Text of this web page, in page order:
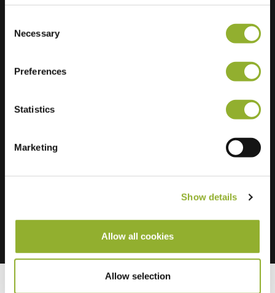
Selection
Necessary
Preferences
Statistics
Marketing
Show details
Allow all cookies
Allow selection
Charging